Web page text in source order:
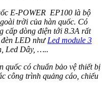
E-POWER EP100 là bộ
trời của hàn quốc. Có
cấp dòng điện tới 8.3A rất
đèn LED như Led module 3
Led Dây, …..
quốc có chuẩn bảo vệ thiết bị
công trình quảng cáo, chiếu